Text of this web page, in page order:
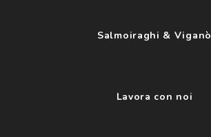
Salmoiraghi & Viganò
Lavora con noi